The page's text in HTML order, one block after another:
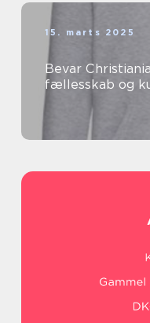
15. marts 2025
Bevar
fællesskab og